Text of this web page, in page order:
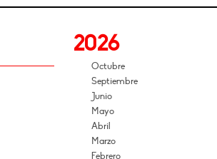
2026
Octubre
Septiembre
Junio
Mayo
Abril
Marzo
Febrero